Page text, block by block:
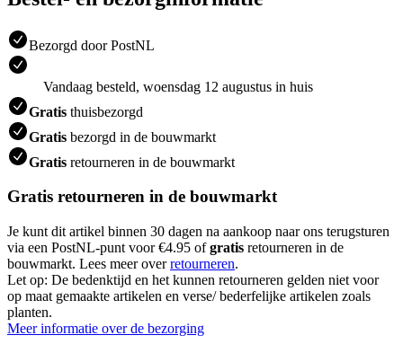
Bezorgd door PostNL
Vandaag besteld, woensdag 12 augustus in huis
Gratis thuisbezorgd
Gratis bezorgd in de bouwmarkt
Gratis retourneren in de bouwmarkt
Gratis retourneren in de bouwmarkt
Je kunt dit artikel binnen 30 dagen na aankoop naar ons terugsturen
via een PostNL-punt voor €4.95 ofgratis retourneren in de
bouwmarkt. Lees meer overretourneren.
Let op: De bedenktijd en het kunnen retourneren gelden niet voor
op maat gemaakte artikelen en verse/ bederfelijke artikelen zoals
planten.
Meer informatie over de bezorging